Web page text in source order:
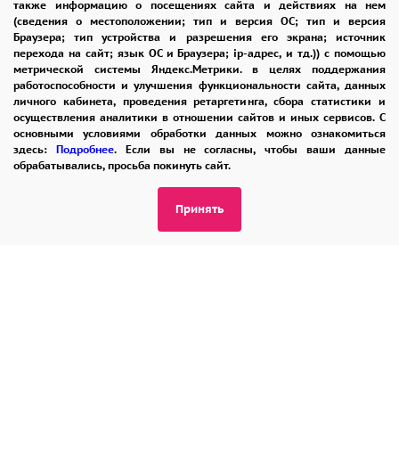
также информацию о посещениях сайта и действиях на нем
(сведения о местоположении; тип и версия ОС; тип и версия
Браузера; тип устройства и разрешения его экрана; источник
перехода на сайт; язык ОС и Браузера; ip-адрес, и тд.)) с помощью
метрической системы Яндекс.Метрики. в целях поддержания
работоспособности и улучшения функциональности сайта, данных
личного кабинета, проведения ретаргетинга, сбора статистики и
осуществления аналитики в отношении сайтов и иных сервисов. С
основными условиями обработки данных можно ознакомиться
здесь: Подробнее. Если вы не согласны, чтобы ваши данные
обрабатывались, просьба покинуть сайт.
Принять
КОНТАКТЫ
8-965-242-37-47
ЗАКАЗАТЬ ЗВОНОК
admin@buket24delivery.ru
ул. Кирова д. 46